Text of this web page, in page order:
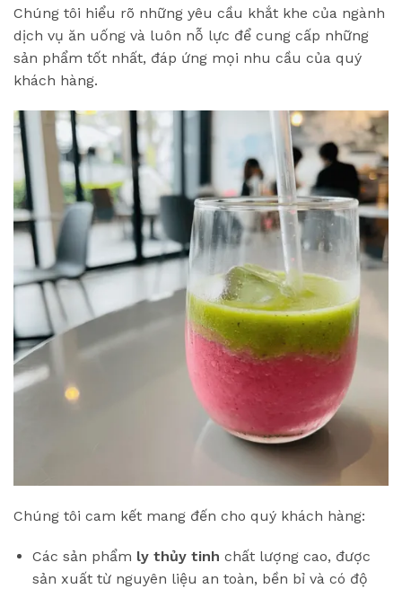
Chúng tôi hiểu rõ những yêu cầu khắt khe của ngành
dịch vụ ăn uống và luôn nỗ lực để cung cấp những
sản phẩm tốt nhất, đáp ứng mọi nhu cầu của quý
khách hàng.
Chúng tôi cam kết mang đến cho quý khách hàng:
Các sản phẩm ly thủy tinh chất lượng cao, được
sản xuất từ nguyên liệu an toàn, bền bỉ và có độ